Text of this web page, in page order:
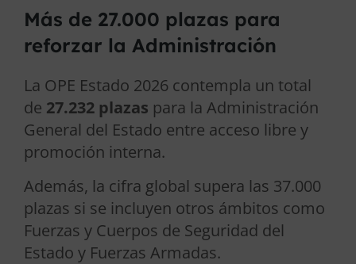
Más de 27.000 plazas para
reforzar la Administración
La OPE Estado 2026 contempla un total
de 27.232 plazas para la Administración
General del Estado entre acceso libre y
promoción interna.
Además, la cifra global supera las 37.000
plazas si se incluyen otros ámbitos como
Fuerzas y Cuerpos de Seguridad del
Estado y Fuerzas Armadas.